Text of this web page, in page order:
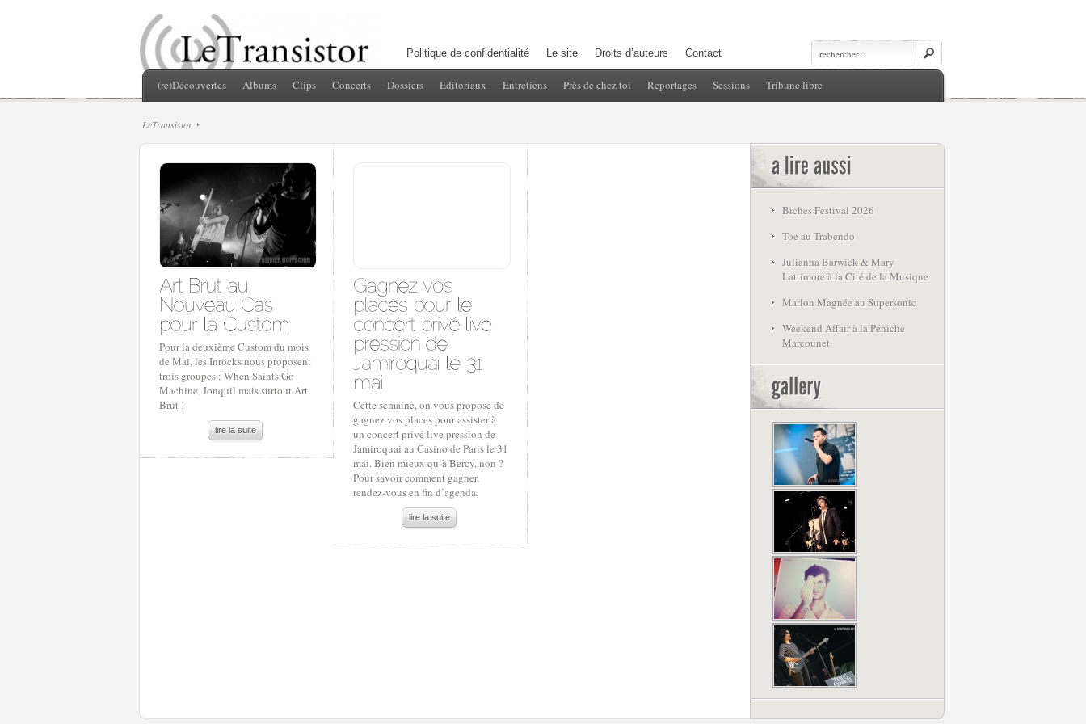
Politique de confidentialité Le site Droits d’auteurs Contact
(re)Découvertes Albums Clips Concerts Dossiers Editoriaux Entretiens Près de chez toi Reportages Sessions Tribune libre
LeTransistor
Pour la deuxième Custom du mois
de Mai, les Inrocks nous proposent
trois groupes : When Saints Go
Machine, Jonquil mais surtout Art
Brut !
lire la suite
Cette semaine, on vous propose de
gagnez vos places pour assister à
un concert privé live pression de
Jamiroquai au Casino de Paris le 31
mai. Bien mieux qu’à Bercy, non ?
Pour savoir comment gagner,
rendez-vous en fin d’agenda.
lire la suite
Biches Festival 2026
Toe au Trabendo
Julianna Barwick & Mary
Lattimore à la Cité de la Musique
Marlon Magnée au Supersonic
Weekend Affair à la Péniche
Marcounet